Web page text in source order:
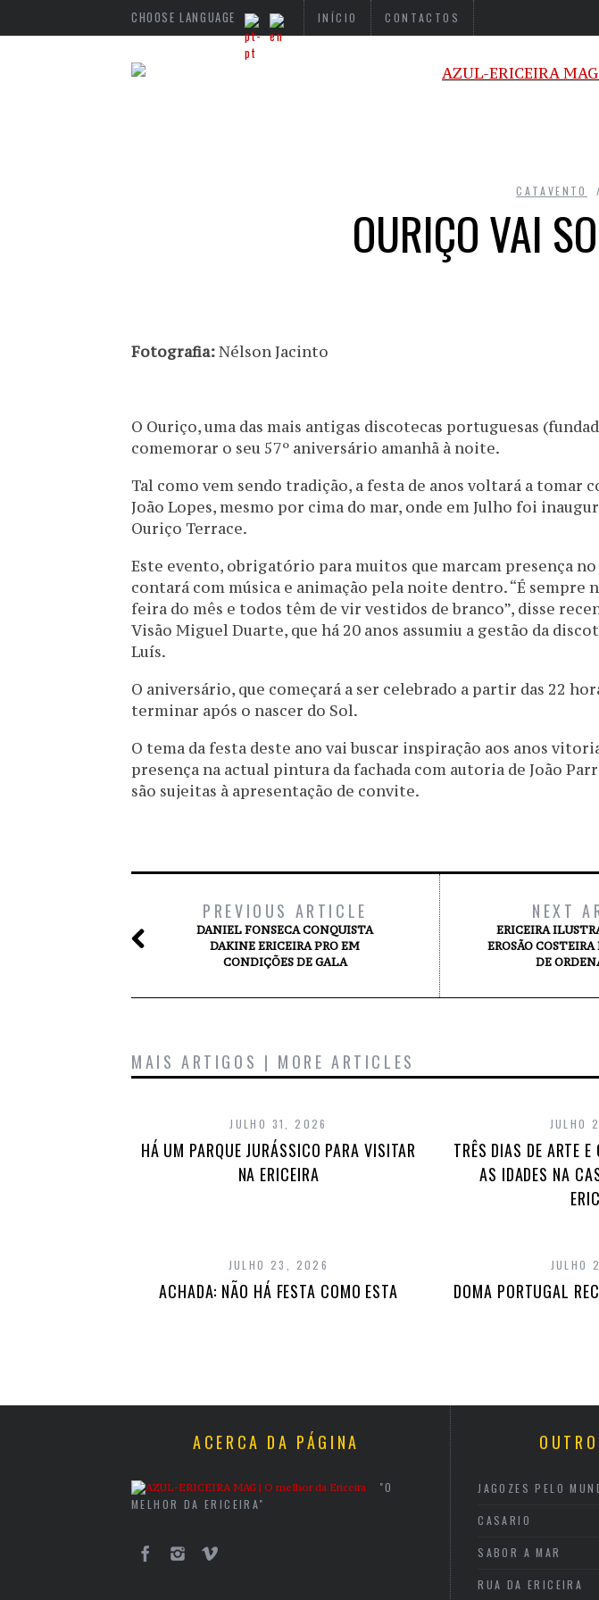
CHOOSE LANGUAGE INÍCIO CONTACTOS
CATAVENTO
OURIÇO VAI
Fotografia:Nélson Jacinto
O Ouriço, uma das mais antigas discotecas portuguesas
comemorar o seu 57º aniversário amanhã à noite.
Tal como vem sendo tradição, a festa de anos voltará a tomar
João Lopes, mesmo por cima do mar, onde em Julho foi
Ouriço Terrace.
Este evento, obrigatório para muitos que marcam presença
contará com música e animação pela noite dentro. “É sempre
feira do mês e todos têm de vir vestidos de branco”, disse
Visão Miguel Duarte, que há 20 anos assumiu a gestão da
Luís.
O aniversário, que começará a ser celebrado a partir das 22
terminar após o nascer do Sol.
O tema da festa deste ano vai buscar inspiração aos anos
presença na actual pintura da fachada com autoria de João
são sujeitas à apresentação de convite.
PREVIOUS ARTICLE
DANIEL FONSECA CONQUISTA
DAKINE ERICEIRA PRO EM
CONDIÇÕES DE GALA
NEXT
ERICEIRA
EROSÃO
DE
MAIS ARTIGOS | MORE ARTICLES
JULHO 31, 2026
HÁ UM PARQUE JURÁSSICO PARA VISITAR
NA ERICEIRA
JULHO
TRÊS DIAS DE ARTE
AS IDADES NA
JULHO 23, 2026
ACHADA: NÃO HÁ FESTA COMO ESTA
JULHO
DOMA PORTUGAL
ACERCA DA PÁGINA
"O
MELHOR DA ERICEIRA"
JAGOZES PELO
CASARIO
SABOR A MAR
RUA DA ERICEIRA